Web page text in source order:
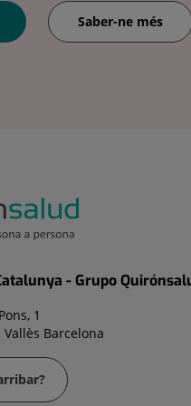
Saber-ne més
- Grupo
1
Barcelona